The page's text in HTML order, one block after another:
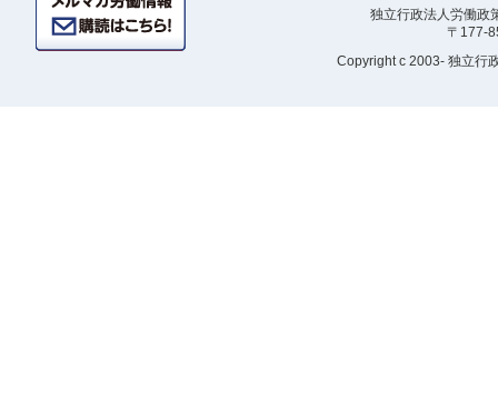
独立行政法人労働
〒177-
Copyrightc 2003- 独立行